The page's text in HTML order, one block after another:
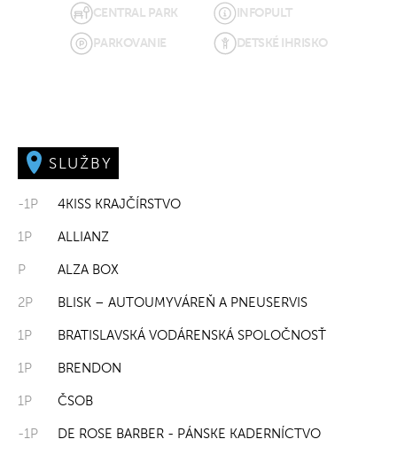
CENTRAL PARK
PARKOVANIE
INFOPULT
DETSKÉ IHRISKO
SLUŽBY
-1P 4KISS KRAJČÍRSTVO
1P ALLIANZ
P ALZA BOX
2P BLISK – AUTOUMYVÁREŇ A PNEUSERVIS
1P BRATISLAVSKÁ VODÁRENSKÁ SPOLOČNOSŤ
1P BRENDON
1P ČSOB
-1P DE ROSE BARBER - PÁNSKE KADERNÍCTVO